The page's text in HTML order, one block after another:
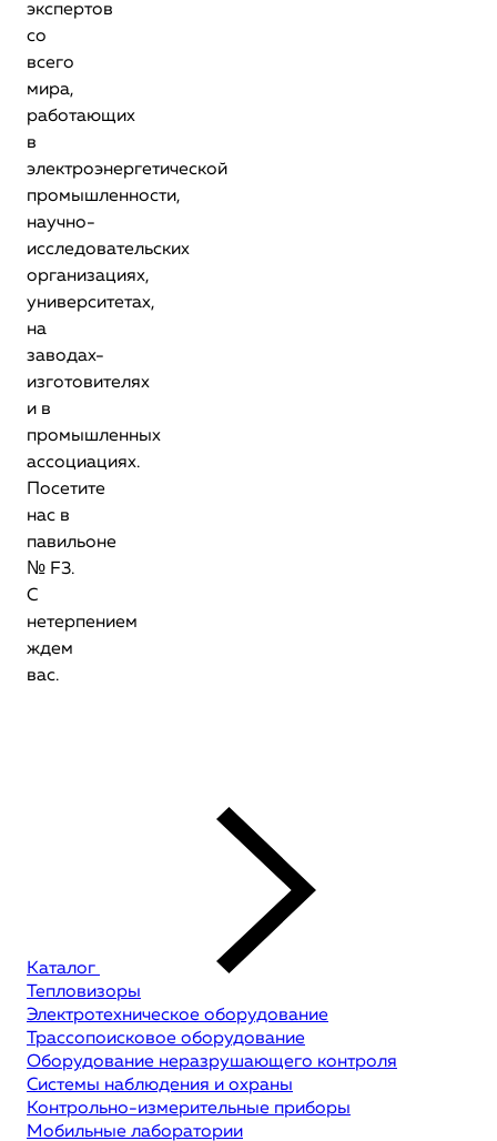
экспертов
со
всего
мира,
работающих
в
электроэнергетической
промышленности,
научно-
исследовательских
организациях,
университетах,
на
заводах-
изготовителях
и в
промышленных
ассоциациях.
Посетите
нас в
павильоне
№ F3.
С
нетерпением
ждем
вас.
Каталог
Тепловизоры
Электротехническое оборудование
Трассопоисковое оборудование
Оборудование неразрушающего контроля
Системы наблюдения и охраны
Контрольно-измерительные приборы
Мобильные лаборатории